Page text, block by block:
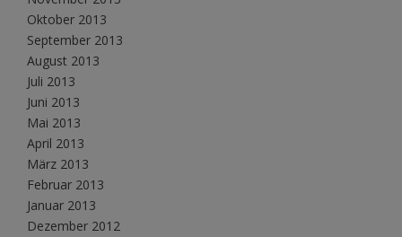
Oktober 2013
September 2013
August 2013
Juli 2013
Juni 2013
Mai 2013
April 2013
März 2013
Februar 2013
Januar 2013
Dezember 2012